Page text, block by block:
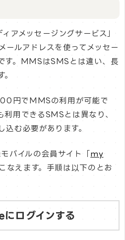
アメッセージングサービス」
ールアドレスを使ってメッセー
す。MMSはSMSとは違い、長
円でMMSの利用が可能で
利用できるSMSとは異なり、
込む必要があります。
バイルの会員サイト「 my
なえます。手順は以下のとお
ログインする